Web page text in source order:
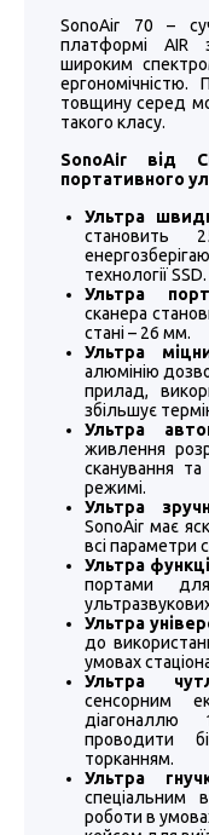
SonoAir 70 –
платформі AIR з
широким
товщину серед
такого класу.
SonoAir від
портативного
Ультра
становить
технології SSD.
Ультра
сканера
стані – 26 мм.
Ультра
алюмінію
прилад,
збільшує
Ультра
живлення
сканування
режимі.
Ультра
SonoAir має
всі параметри
Ультра
портами для
Ультра
до
умовах
Ультра
сенсорним
проводити
торканням.
Ультра
спеціальним
роботи в